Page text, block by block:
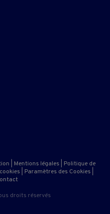
Mentions légales
Politique de
Paramètres des Cookies
droits réservés